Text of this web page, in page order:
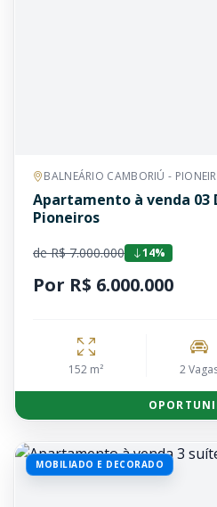
BALNEÁRIO CAMBORIÚ -
Apartamento à venda 03
Pioneiros
de R$ 7.000.000 14%
Por R$ 6.000.000
152 m² 2
MOBILIADO E DECORADO